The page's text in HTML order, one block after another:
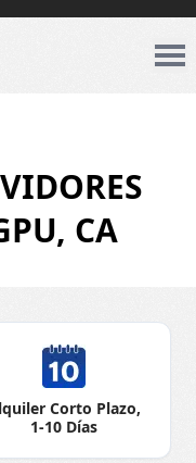
CA
Corto Plazo,
1-10 Días